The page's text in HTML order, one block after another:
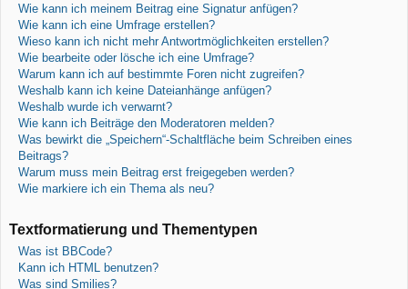
Wie kann ich meinem Beitrag eine Signatur anfügen?
Wie kann ich eine Umfrage erstellen?
Wieso kann ich nicht mehr Antwortmöglichkeiten erstellen?
Wie bearbeite oder lösche ich eine Umfrage?
Warum kann ich auf bestimmte Foren nicht zugreifen?
Weshalb kann ich keine Dateianhänge anfügen?
Weshalb wurde ich verwarnt?
Wie kann ich Beiträge den Moderatoren melden?
Was bewirkt die „Speichern“-Schaltfläche beim Schreiben eines
Beitrags?
Warum muss mein Beitrag erst freigegeben werden?
Wie markiere ich ein Thema als neu?
Textformatierung und Thementypen
Was ist BBCode?
Kann ich HTML benutzen?
Was sind Smilies?